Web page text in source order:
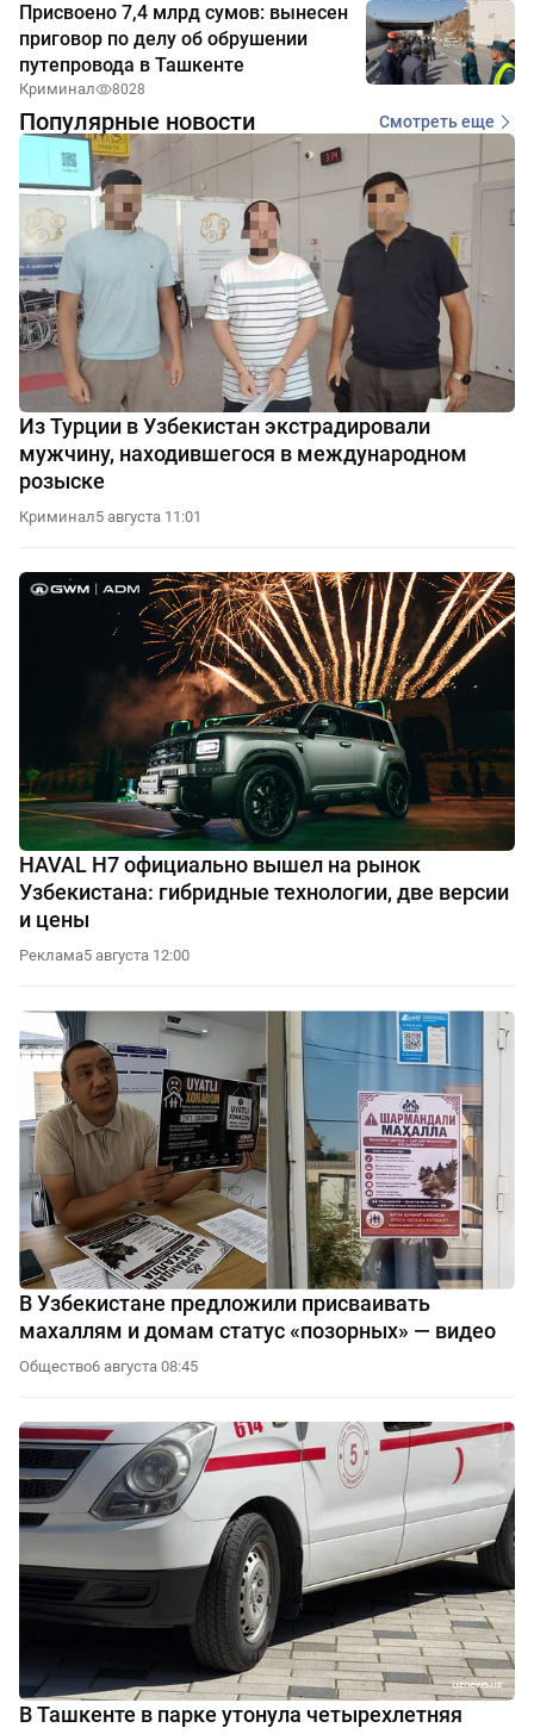
Присвоено 7,4 млрд сумов: вынесен
приговор по делу об обрушении
путепровода в Ташкенте
Криминал 8028
Популярные новости Смотреть еще
Из Турции в Узбекистан экстрадировали
мужчину, находившегося в международном
розыске
Криминал5 августа 11:01
HAVAL H7 официально вышел на рынок
Узбекистана: гибридные технологии, две версии
и цены
Реклама5 августа 12:00
В Узбекистане предложили присваивать
махаллям и домам статус «позорных» — видео
Общество6 августа 08:45
В Ташкенте в парке утонула четырехлетняя